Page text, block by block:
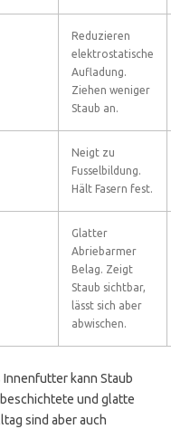
Reduzieren
elektrostatische
Aufladung.
Ziehen weniger
Staub an.
Neigt zu
Fusselbildung.
Hält Fasern fest.
Glatter
Abriebarmer
Belag. Zeigt
Staub sichtbar,
lässt sich aber
abwischen.
kann Staub
und glatte
sind aber auch